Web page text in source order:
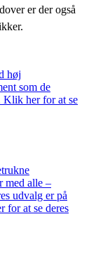
er der også
høj
som de
Klik her for at se
med alle –
udvalg er på
for at se deres